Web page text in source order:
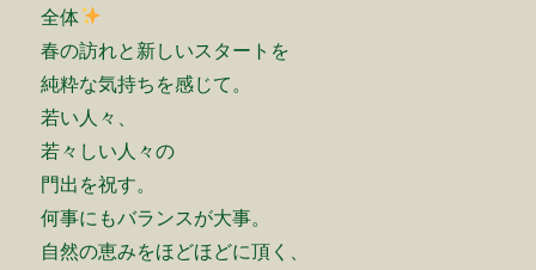
全体
春の訪れと新しいスタートを
純粋な気持ちを感じて。
若い人々、
若々しい人々の
門出を祝す。
何事にもバランスが大事。
自然の恵みをほどほどに頂く、